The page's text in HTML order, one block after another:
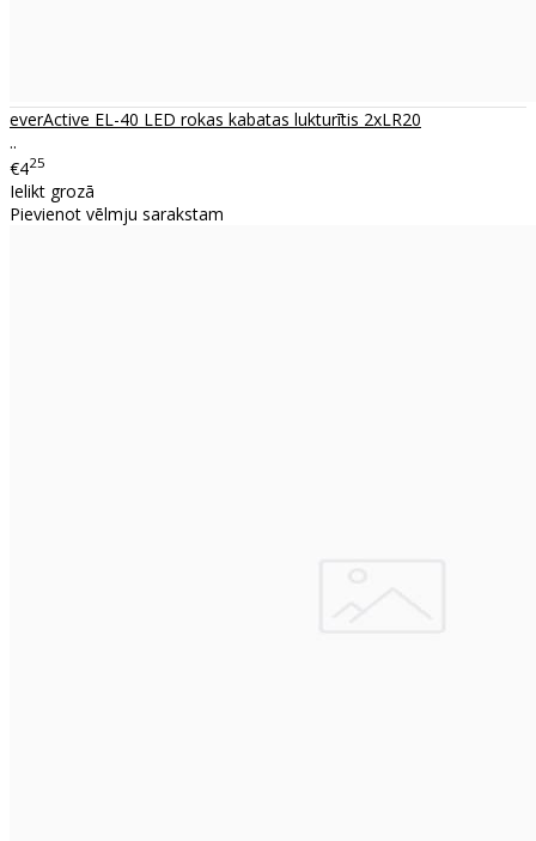
everActive EL-40 LED rokas kabatas lukturītis 2xLR20
..
€425
Ielikt grozā
Pievienot vēlmju sarakstam